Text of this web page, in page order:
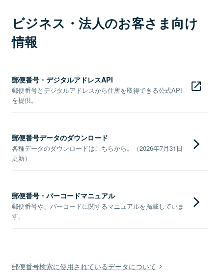
ビジネス・法人のお客さま向け
情報
郵便番号・デジタルアドレスAPI
郵便番号とデジタルアドレスから住所を取得できる公式API
を提供。
郵便番号データのダウンロード
各種データのダウンロードはこちらから。（2026年7月31日
更新）
郵便番号・バーコードマニュアル
郵便番号や、バーコードに関するマニュアルを掲載していま
す。
郵便番号検索に使用されているデータについて